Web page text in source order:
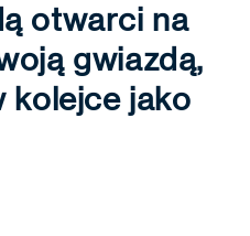
otwarci na
gwiazdą,
kolejce jako